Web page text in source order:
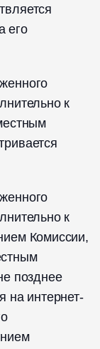
его
к
к
Комиссии,
позднее
на интернет-